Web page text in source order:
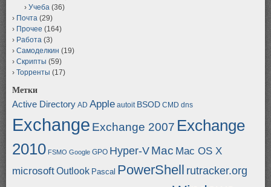
Учеба (36)
Почта (29)
Прочее (164)
Работа (3)
Самоделкин (19)
Скрипты (59)
Торренты (17)
Метки
Active Directory AD Apple autoit BSOD CMD dns
Exchange Exchange 2007 Exchange
2010 FSMO Google GPO Hyper-V Mac Mac OS X
microsoftOutlook Pascal PowerShell rutracker.org